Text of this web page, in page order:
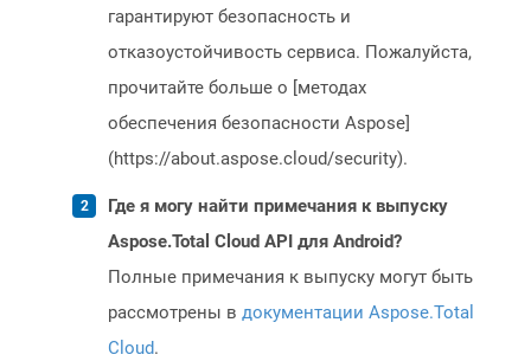
гарантируют безопасность и
отказоустойчивость сервиса. Пожалуйста,
прочитайте больше о [методах
обеспечения безопасности Aspose]
(https://about.aspose.cloud/security).
Где я могу найти примечания к выпуску
Aspose.Total Cloud API для Android?
Полные примечания к выпуску могут быть
рассмотрены в документации Aspose.Total
Cloud.